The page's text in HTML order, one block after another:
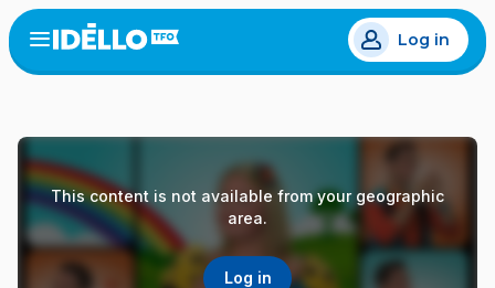
Skip
to
main
Open
menu
Log in
This content is not available from your geographic
area.
Log in